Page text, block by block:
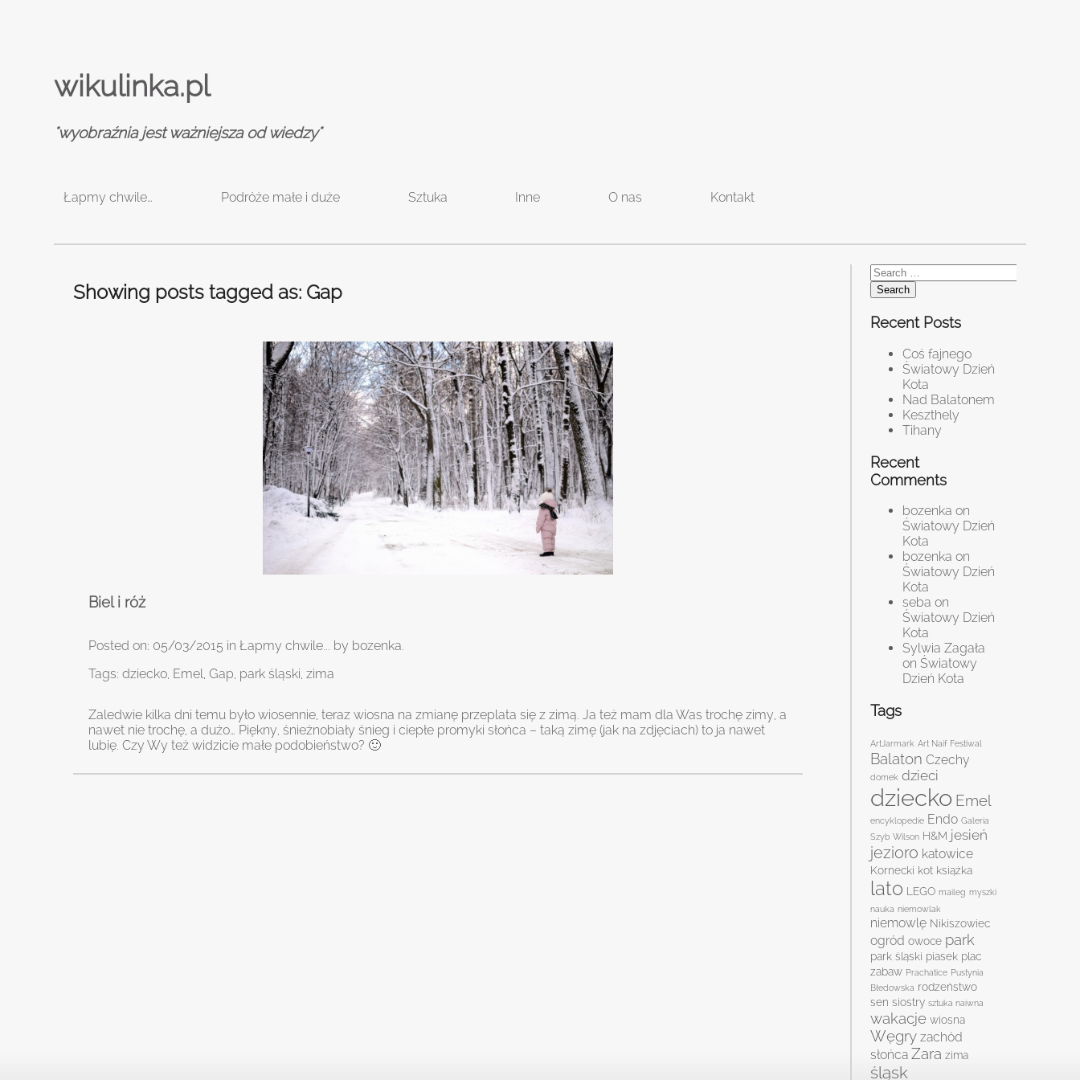
wikulinka.pl
"wyobraźnia jest ważniejsza od wiedzy"
Łapmy chwile… Podróże małe i duże Sztuka Inne O nas Kontakt
Search
for:
Recent Posts
Coś fajnego
Światowy Dzień
Kota
Nad Balatonem
Keszthely
Tihany
Recent
Comments
bozenka on
Światowy Dzień
Kota
bozenka on
Światowy Dzień
Kota
seba on
Światowy Dzień
Kota
Sylwia Zagała
on Światowy
Dzień Kota
Tags
ArtJarmark Art Naif Festiwal
Balaton Czechy
domek dzieci
dziecko Emel
encyklopedie Endo Galeria
Szyb Wilson H&M jesień
jezioro katowice
Kornecki kot książka
lato LEGO maileg myszki
nauka niemowlak
niemowlę Nikiszowiec
ogród owoce park
park śląski piasek plac
zabaw Prachatice Pustynia
Błedowska rodzeństwo
sen siostry sztuka naiwna
wakacje wiosna
Węgry zachód
słońca Zara zima
śląsk
Showing posts tagged as: Gap
Biel i róż
Posted on: 05/03/2015 in Łapmy chwile... by bozenka.
Tags: dziecko, Emel, Gap, park śląski, zima
Zaledwie kilka dni temu było wiosennie, teraz wiosna na zmianę przeplata się z zimą. Ja też mam dla Was trochę zimy, a
nawet nie trochę, a dużo… Piękny, śnieżnobiały śnieg i ciepłe promyki słońca – taką zimę (jak na zdjęciach) to ja nawet
lubię. Czy Wy też widzicie małe podobieństwo? 🙂